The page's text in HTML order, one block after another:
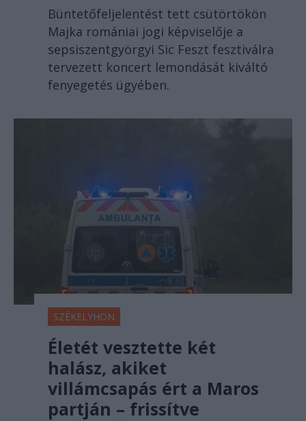
Büntetőfeljelentést tett csütörtökön
Majka romániai jogi képviselője a
sepsiszentgyörgyi Sic Feszt fesztiválra
tervezett koncert lemondását kiváltó
fenyegetés ügyében.
SZÉKELYHON
Életét vesztette két
halász, akiket
villámcsapás ért a Maros
partján – frissítve